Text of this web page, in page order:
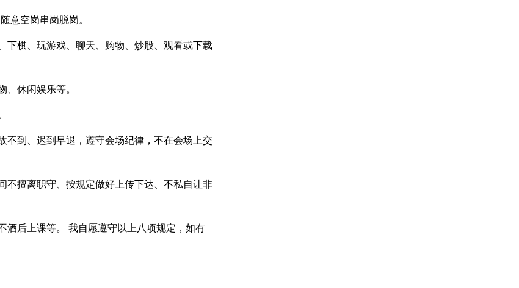
意空岗串岗脱岗。
下棋、玩游戏、聊天、购物、炒股、观看或下载
、休闲娱乐等。
不到、迟到早退，遵守会场纪律，不在会场上交
不擅离职守、按规定做好上传下达、不私自让非
酒后上课等。 我自愿遵守以上八项规定，如有